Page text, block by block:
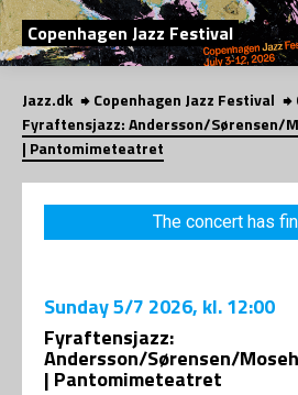
Copenhagen Jazz Festival
Jazz.dk Copenhagen Jazz Festival
Fyraftensjazz: Andersson/Sørensen/
| Pantomimeteatret
The concert has
Sunday5/7 2026, kl. 12:00
Fyraftensjazz:
Andersson/Sørensen/
| Pantomimeteatret